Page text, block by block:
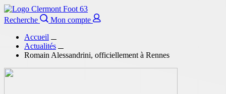
Recherche
Mon compte
Accueil
Actualités
Romain Alessandrini, officiellement à Rennes